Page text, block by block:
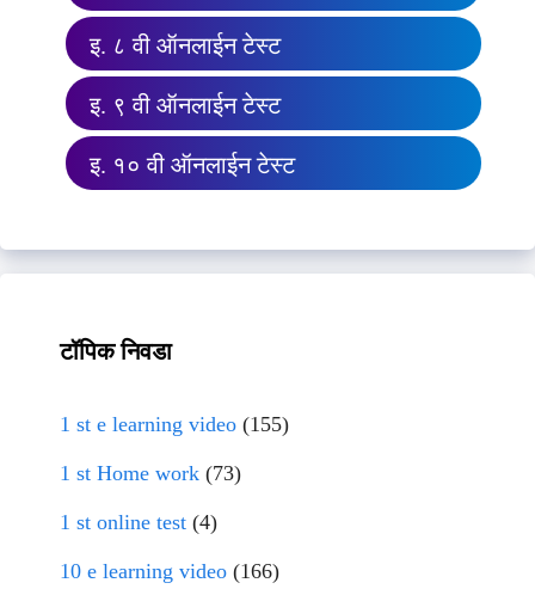
इ. ८ वी ऑनलाईन टेस्ट
इ. ९ वी ऑनलाईन टेस्ट
इ. १० वी ऑनलाईन टेस्ट
टॉपिक निवडा
1 st e learning video (155)
1 st Home work (73)
1 st online test (4)
10 e learning video (166)